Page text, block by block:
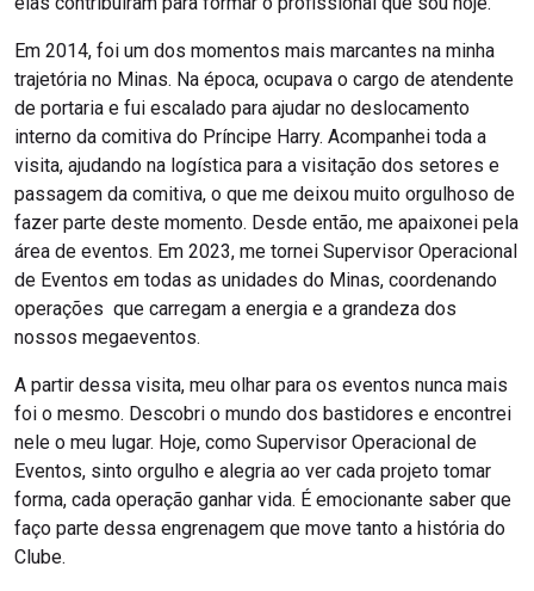
Em 2014, foi um dos momentos mais marcantes na minha
trajetória no Minas. Na época, ocupava o cargo de atendente
de portaria e fui escalado para ajudar no deslocamento
interno da comitiva do Príncipe Harry. Acompanhei toda a
visita, ajudando na logística para a visitação dos setores e
passagem da comitiva, o que me deixou muito orgulhoso de
fazer parte deste momento. Desde então, me apaixonei pela
área de eventos. Em 2023, me tornei Supervisor Operacional
de Eventos em todas as unidades do Minas, coordenando
operações que carregam a energia e a grandeza dos
nossos megaeventos.
A partir dessa visita, meu olhar para os eventos nunca mais
foi o mesmo. Descobri o mundo dos bastidores e encontrei
nele o meu lugar. Hoje, como Supervisor Operacional de
Eventos, sinto orgulho e alegria ao ver cada projeto tomar
forma, cada operação ganhar vida. É emocionante saber que
faço parte dessa engrenagem que move tanto a história do
Clube.